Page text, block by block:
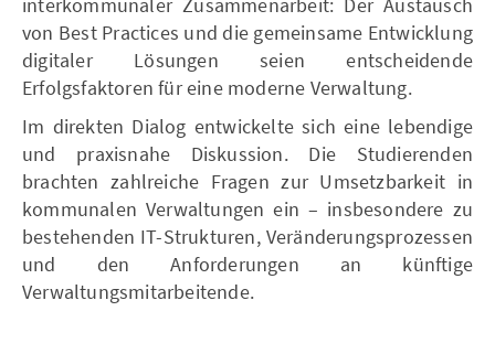
von Best Practices und die gemeinsame Entwicklung
digitaler Lösungen seien entscheidende
Erfolgsfaktoren für eine moderne Verwaltung.
Im direkten Dialog entwickelte sich eine lebendige
und praxisnahe Diskussion. Die Studierenden
brachten zahlreiche Fragen zur Umsetzbarkeit in
kommunalen Verwaltungen ein – insbesondere zu
bestehenden IT-Strukturen, Veränderungsprozessen
und den Anforderungen an künftige
Verwaltungsmitarbeitende.